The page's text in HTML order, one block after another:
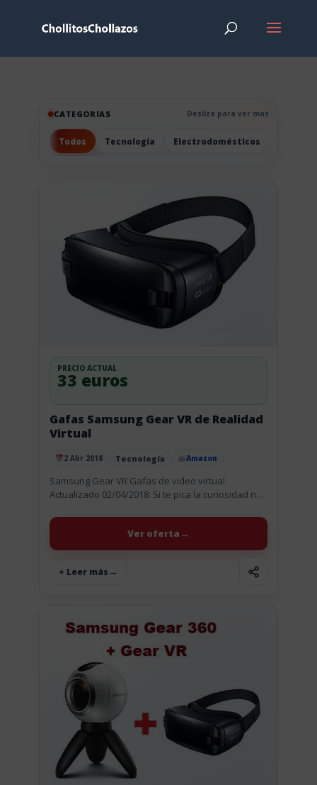
CATEGORIAS Desliza para ver mas
Todos Tecnología Electrodomésticos
Publicado el
2 Abr 2018 Tecnología Amazon
Gafas Samsung Gear VR de Realidad
Virtual
PRECIO ACTUAL
33 euros
Samsung Gear VR Gafas de video virtual
Actualizado 02/04/2018: Si te pica la curiosidad no
de...
+ Leer más
Ver oferta